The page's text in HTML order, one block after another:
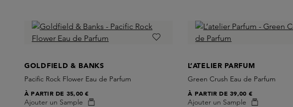
GOLDFIELD & BANKS
Pacific Rock Flower Eau de Parfum
Ajouter un Sample
À PARTIR DE 35,00 €
L’ATELIER PARFUM
Green Crush Eau de Parfum
Ajouter un Sample
À PARTIR DE39,00 €